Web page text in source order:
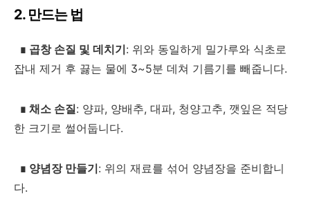
2. 만드는 법
∎ 곱창 손질 및 데치기: 위와 동일하게 밀가루와 식초로
잡내 제거 후 끓는 물에 3~5분 데쳐 기름기를 빼줍니다.
∎ 채소 손질: 양파, 양배추, 대파, 청양고추, 깻잎은 적당
한 크기로 썰어둡니다.
∎ 양념장 만들기: 위의 재료를 섞어 양념장을 준비합니
다.